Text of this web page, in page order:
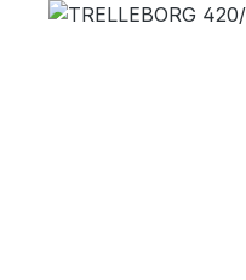
Bildergalerie